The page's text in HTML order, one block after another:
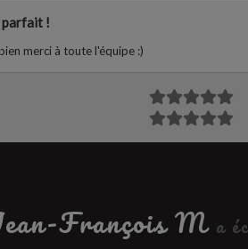
parfait !
merci à toute l'équipe :)
François M a